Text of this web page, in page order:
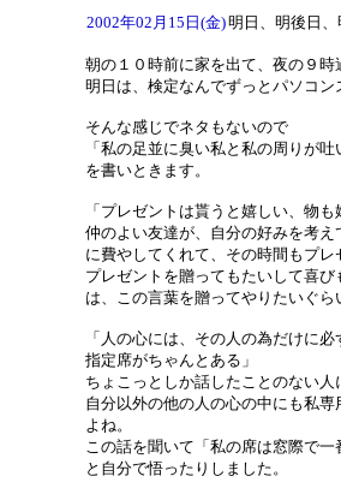
2002年02月15日(金)明日、明後日
朝の１０時前に家を出て、夜の９
明日は、検定なんでずっとパソコ
そんな感じでネタもないので
「私の足並に臭い私と私の周りが
を書いときます。
「プレゼントは貰うと嬉しい、物
仲のよい友達が、自分の好みを考
に費やしてくれて、その時間もプレ
プレゼントを贈ってもたいして喜
は、この言葉を贈ってやりたいぐ
「人の心には、その人の為だけに
指定席がちゃんとある」
ちょこっとしか話したことのない
自分以外の他の人の心の中にも私
よね。
この話を聞いて「私の席は窓際で
と自分で悟ったりしました。